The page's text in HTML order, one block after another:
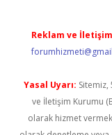
Reklam ve
Yasal Uyarı: Sitemiz,
ve İletişim Kurumu
olarak hizmet